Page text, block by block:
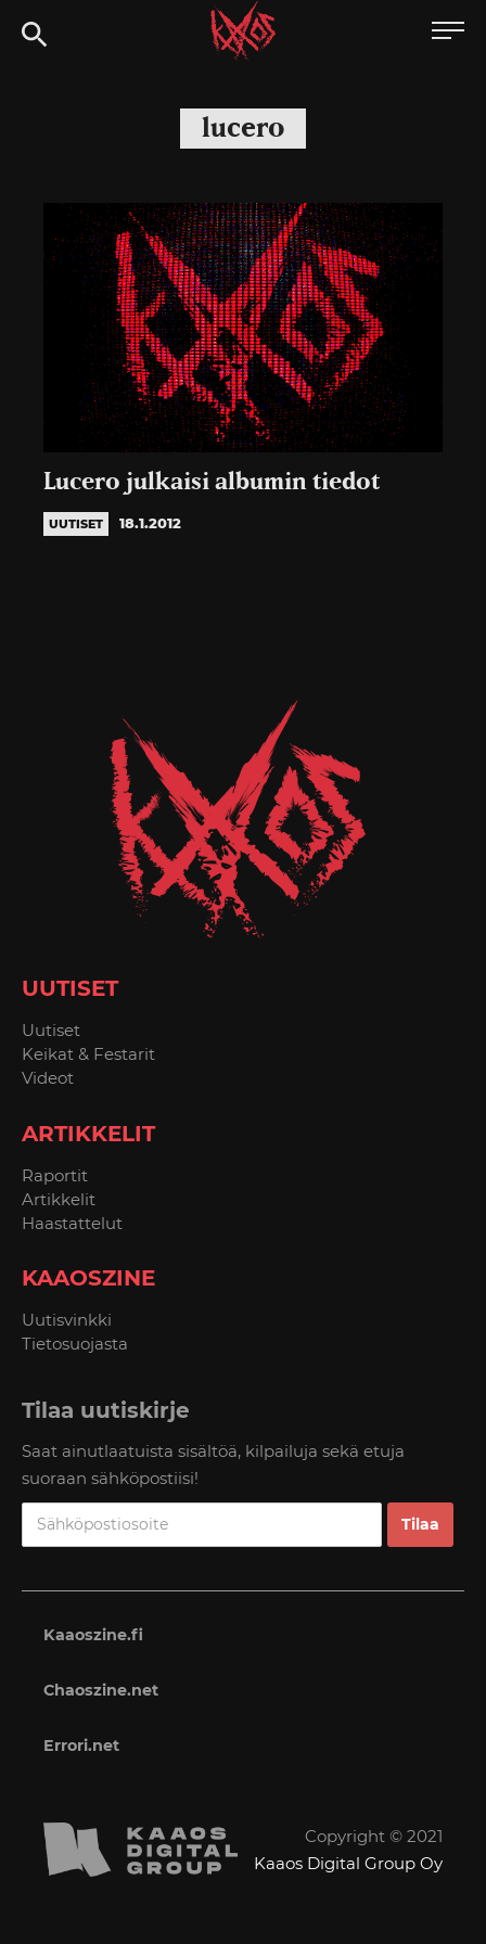
Siirry
suoraan
Kaaoszine
lucero
Lucero julkaisi albumin tiedot
UUTISET 18.1.2012
UUTISET
Uutiset
Keikat & Festarit
Videot
ARTIKKELIT
Raportit
Artikkelit
Haastattelut
KAAOSZINE
Uutisvinkki
Tietosuojasta
Tilaa uutiskirje
Saat ainutlaatuista sisältöä, kilpailuja sekä etuja
suoraan sähköpostiisi!
Kaaoszine.fi
Chaoszine.net
Errori.net
Copyright © 2021
Kaaos Digital Group Oy